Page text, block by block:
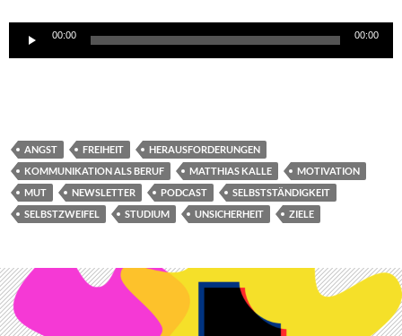
Audio-
00:00 00:00
ANGST FREIHEIT
HERAUSFORDERUNGEN
KOMMUNIKATION ALS BERUF
MATTHIAS KALLE
MOTIVATION
MUT
NEWSLETTER PODCAST
SELBSTSTÄNDIGKEIT
SELBSTZWEIFEL
STUDIUM UNSICHERHEIT ZIELE